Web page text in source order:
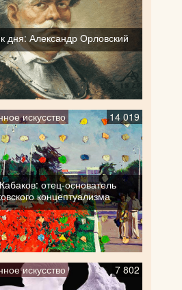
дня: Александр Орловский
искусство 14 019
отец-основатель
концептуализма
искусство 7 802